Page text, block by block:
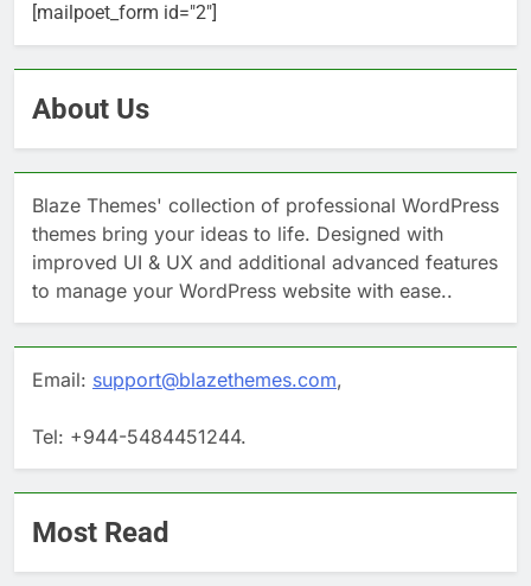
[mailpoet_form id="2"]
About Us
Blaze Themes' collection of professional WordPress
themes bring your ideas to life. Designed with
improved UI & UX and additional advanced features
to manage your WordPress website with ease..
Email: support@blazethemes.com,
Tel: +944-5484451244.
Most Read